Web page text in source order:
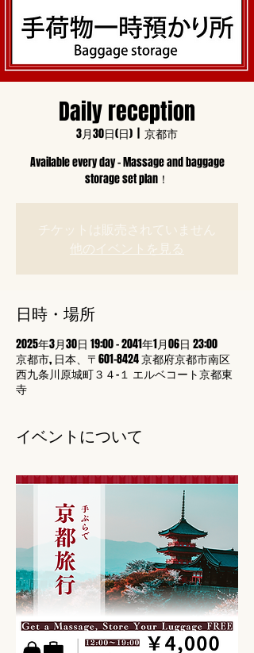
Daily reception
3月30日(日)
京都市
Available every day - Massage and baggage
storage set plan！
チケットは販売されていません
他のイベントを見る
日時・場所
2025年3月30日 19:00 – 2041年1月06日 23:00
京都市, 日本、〒601-8424 京都府京都市南区
西九条川原城町３４−１ エルベコート京都東
寺
イベントについて